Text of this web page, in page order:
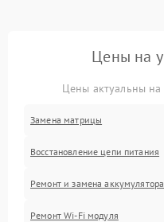
Цены на
Цены актуальны
Замена матрицы
Восстановление цепи питания
Ремонт и замена аккумулятора
Ремонт Wi-Fi модуля